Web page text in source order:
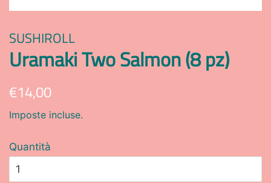
SUSHIROLL
Uramaki Two Salmon (8 pz)
Prezzo
listino
€14,00
Imposte incluse.
Quantità